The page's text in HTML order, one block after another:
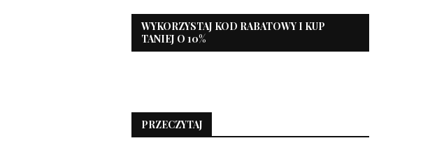
WYKORZYSTAJ KOD RABATOWY I KUP
TANIEJ O 10%
PRZECZYTAJ